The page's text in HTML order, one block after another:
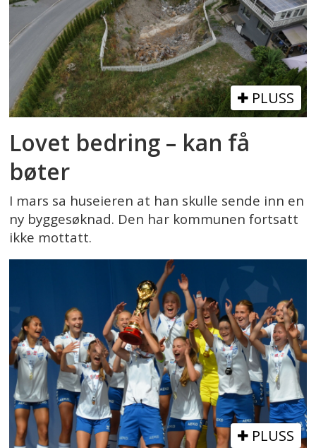
PLUSS
Lovet bedring – kan få
bøter
I mars sa huseieren at han skulle sende inn en
ny byggesøknad. Den har kommunen fortsatt
ikke mottatt.
PLUSS